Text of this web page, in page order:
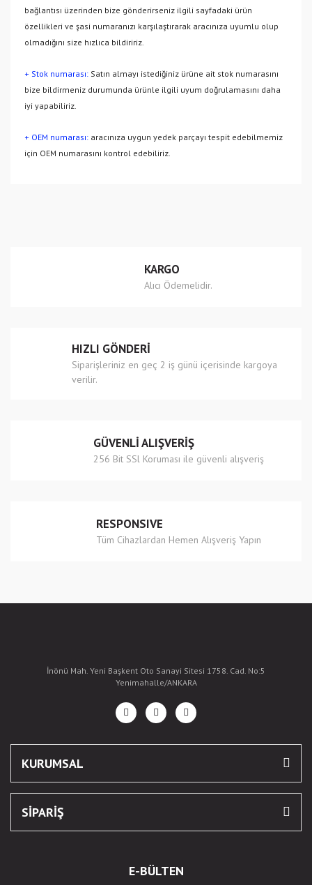
bağlantısı üzerinden bize gönderirseniz ilgili sayfadaki ürün
özellikleri ve şasi numaranızı karşılaştırarak aracınıza uyumlu olup
olmadığını size hızlıca bildiririz.
+ Stok numarası: Satın almayı istediğiniz ürüne ait stok numarasını
bize bildirmeniz durumunda ürünle ilgili uyum doğrulamasını daha
iyi yapabiliriz.
+ OEM numarası: aracınıza uygun yedek parçayı tespit edebilmemiz
için OEM numarasını kontrol edebiliriz.
Ürün açıklamasında eksik bilgiler bulunuyor.
Bu ürüne benzer farklı alternatifler olmalı.
Gönder
KARGO
Alıcı Ödemelidir.
HIZLI GÖNDERİ
Siparişleriniz en geç 2 iş günü içerisinde kargoya
verilir.
GÜVENLİ ALIŞVERİŞ
256 Bit SSl Koruması ile güvenli alışveriş
RESPONSIVE
Tüm Cihazlardan Hemen Alışveriş Yapın
İnönü Mah. Yeni Başkent Oto Sanayi Sitesi 1758. Cad. No:5
Yenimahalle/ANKARA
KURUMSAL
SİPARİŞ
E-BÜLTEN